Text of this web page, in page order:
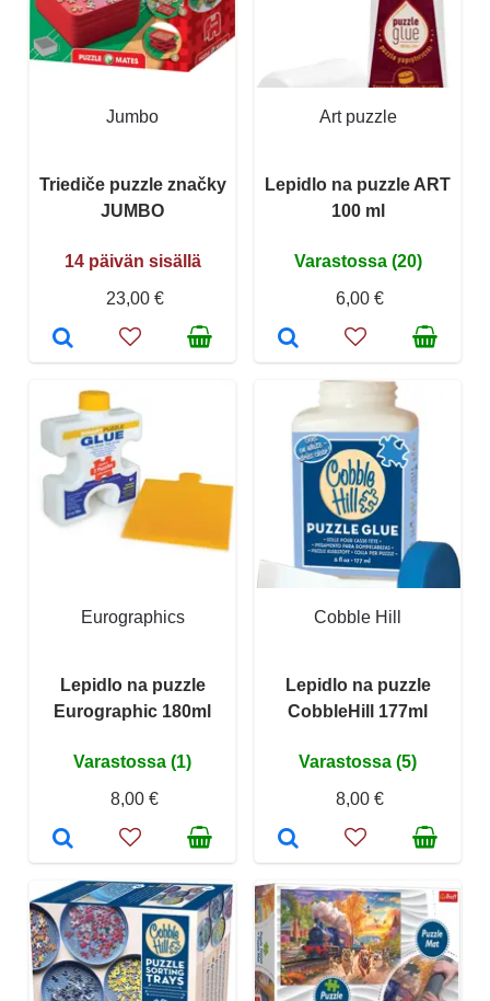
Jumbo
Triediče puzzle značky
JUMBO
14 päivän sisällä
23,00 €
Art puzzle
Lepidlo na puzzle ART
100 ml
Varastossa (20)
6,00 €
Eurographics
Lepidlo na puzzle
Eurographic 180ml
Varastossa (1)
8,00 €
Cobble Hill
Lepidlo na puzzle
CobbleHill 177ml
Varastossa (5)
8,00 €